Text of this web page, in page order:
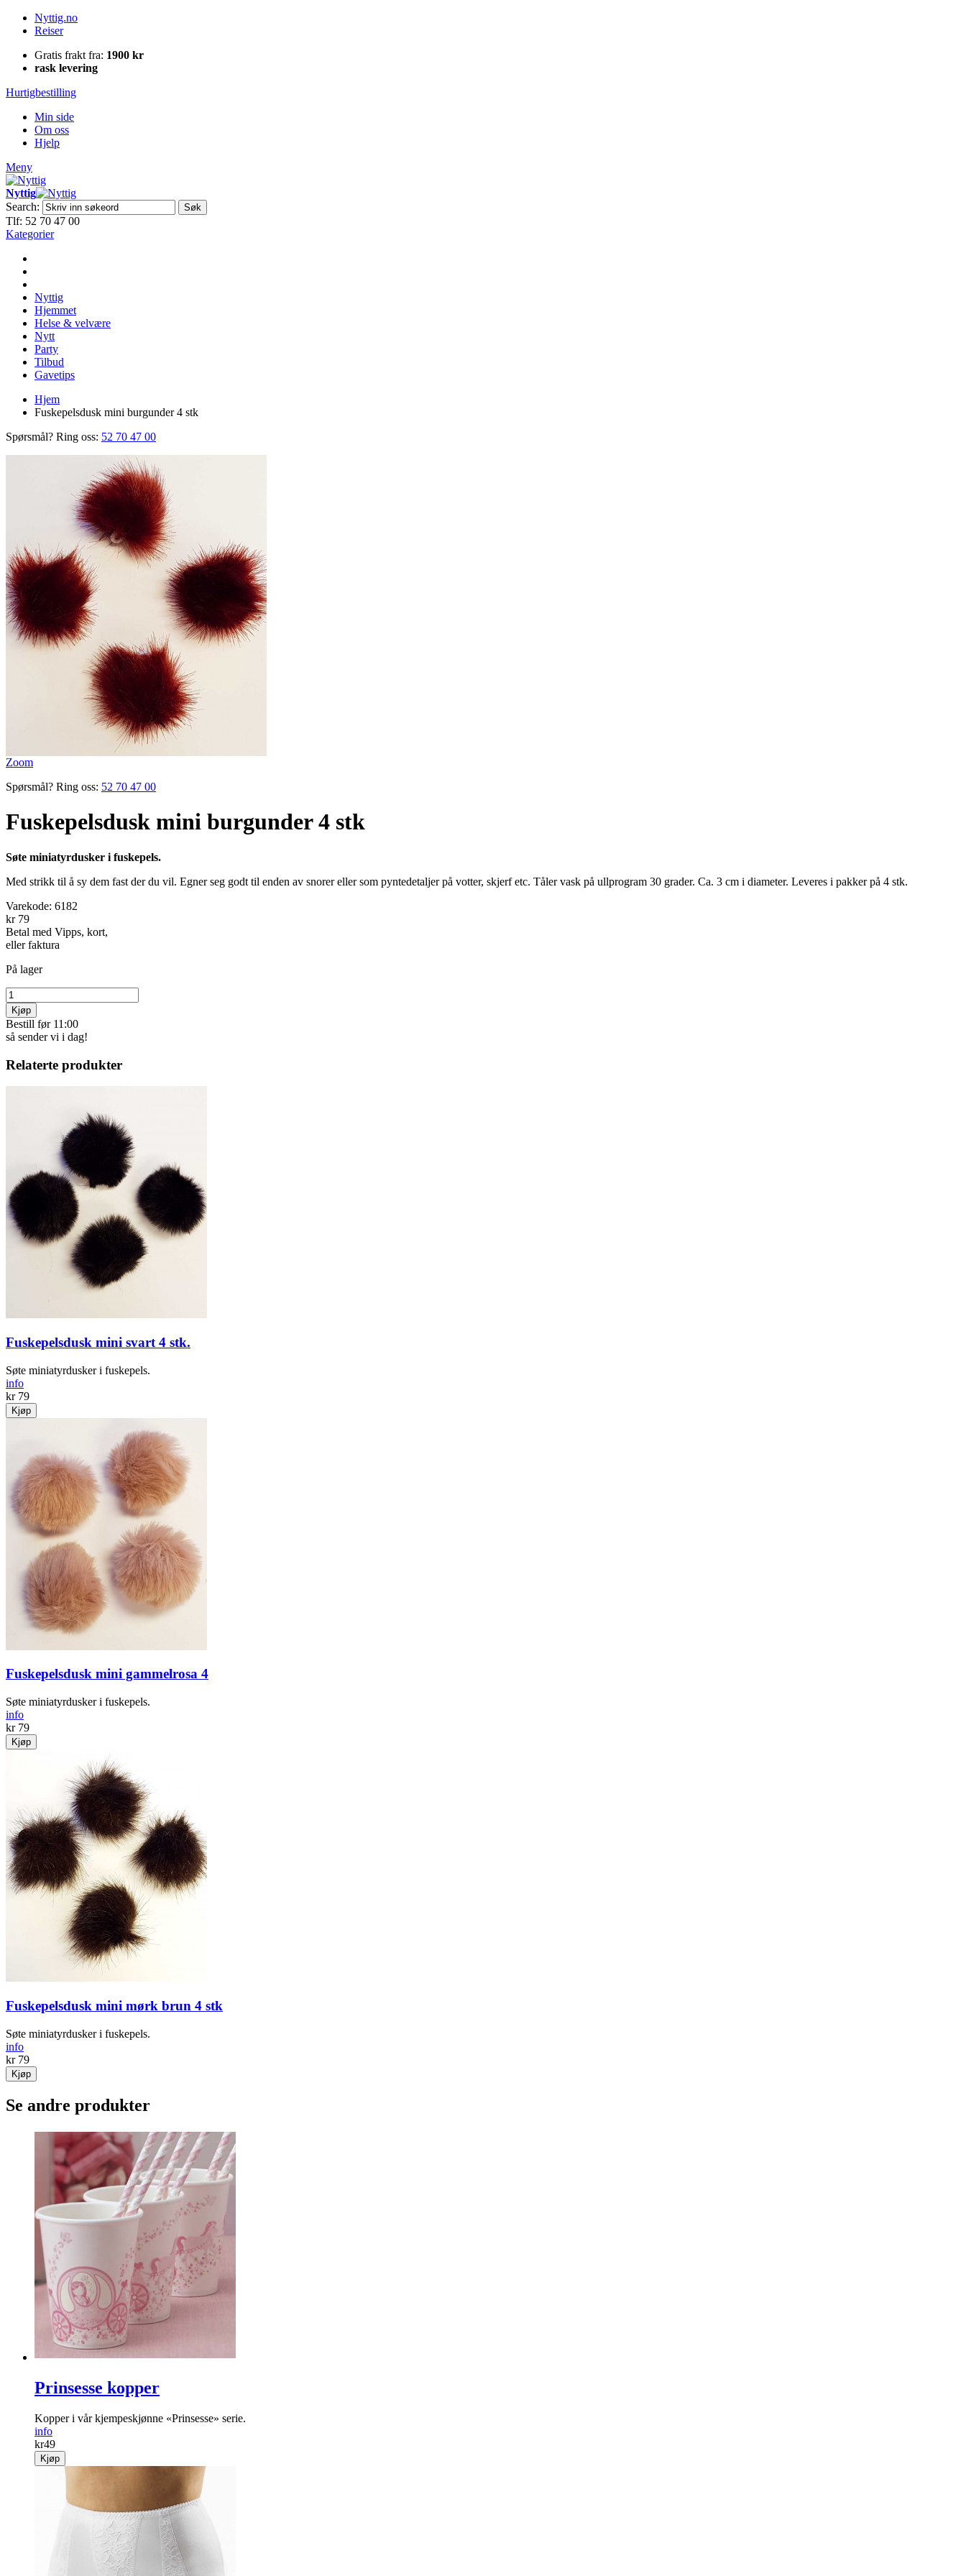
Nyttig.no
Reiser
Gratis frakt fra: 1900 kr
rask levering
Hurtigbestilling
Min side
Om oss
Hjelp
Meny
Nyttig
Search:
Søk
Tlf: 52 70 47 00
Kategorier
Nyttig
Hjemmet
Helse & velvære
Nytt
Party
Tilbud
Gavetips
Hjem
Fuskepelsdusk mini burgunder 4 stk
Spørsmål? Ring oss: 52 70 47 00
Zoom
Spørsmål? Ring oss: 52 70 47 00
Fuskepelsdusk mini burgunder 4 stk
Søte miniatyrdusker i fuskepels.
Med strikk til å sy dem fast der du vil. Egner seg godt til enden av snorer eller som pyntedetaljer på votter, skjerf etc. Tåler vask på ullprogram 30 grader. Ca. 3 cm i diameter. Leveres i pakker på 4 stk.
Varekode: 6182
kr 79
Betal med Vipps, kort,
eller faktura
På lager
Kjøp
Bestill før 11:00
så sender vi i dag!
Relaterte produkter
Fuskepelsdusk mini svart 4 stk.
Søte miniatyrdusker i fuskepels.
info
kr 79
Kjøp
Fuskepelsdusk mini gammelrosa 4
Søte miniatyrdusker i fuskepels.
info
kr 79
Kjøp
Fuskepelsdusk mini mørk brun 4 stk
Søte miniatyrdusker i fuskepels.
info
kr 79
Kjøp
Se andre produkter
Prinsesse kopper
Kopper i vår kjempeskjønne «Prinsesse» serie.
info
kr49
Kjøp